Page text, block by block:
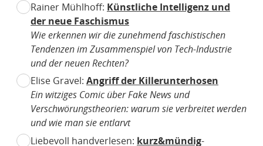
Rainer Mühlhoff: Künstliche Intelligenz und
der neue Faschismus
Wie erkennen wir die zunehmend faschistischen
Tendenzen im Zusammenspiel von Tech-Industrie
und der neuen Rechten?
Elise Gravel: Angriff der Killerunterhosen
Ein witziges Comic über Fake News und
Verschwörungstheorien: warum sie verbreitet werden
und wie man sie entlarvt
Liebevoll handverlesen: kurz&mündig-